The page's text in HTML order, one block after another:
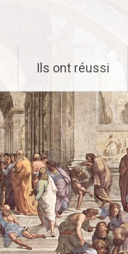
Ils ont réussi